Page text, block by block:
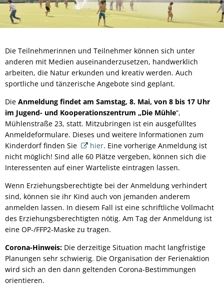
Die Teilnehmerinnen und Teilnehmer können sich unter
anderen mit Medien auseinanderzusetzen, handwerklich
arbeiten, die Natur erkunden und kreativ werden. Auch
sportliche und tänzerische Angebote sind geplant.
Die Anmeldung findet am Samstag, 8. Mai, von 8 bis 17 Uhr
im Jugend- und Kooperationszentrum „Die Mühle“,
Mühlenstraße 23, statt. Mitzubringen ist ein ausgefülltes
Anmeldeformulare. Dieses und weitere Informationen zum
Kinderdorf finden Sie
hier. Eine vorherige Anmeldung ist
nicht möglich! Sind alle 60 Plätze vergeben, können sich die
Interessenten auf einer Warteliste eintragen lassen.
Wenn Erziehungsberechtigte bei der Anmeldung verhindert
sind, können sie ihr Kind auch von jemanden anderem
anmelden lassen. In diesem Fall ist eine schriftliche Vollmacht
des Erziehungsberechtigten nötig. Am Tag der Anmeldung ist
eine OP-/FFP2-Maske zu tragen.
Corona-Hinweis: Die derzeitige Situation macht langfristige
Planungen sehr schwierig. Die Organisation der Ferienaktion
wird sich an den dann geltenden Corona-Bestimmungen
orientieren.